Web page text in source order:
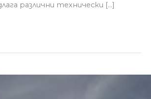
различни технически […]